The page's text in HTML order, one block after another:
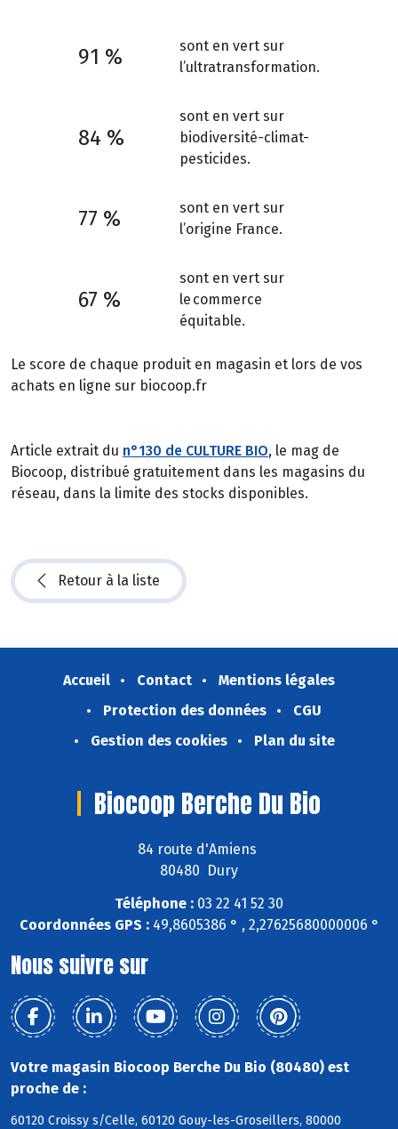
91 %
sont en vert sur
l’ultratransformation.
84 %
sont en vert sur
biodiversité-climat-
pesticides.
77 %
sont en vert sur
l’origine France.
67 %
sont en vert sur
le commerce
équitable.
Le score de chaque produit en magasin et lors de vos
achats en ligne sur biocoop.fr
Article extrait du n°130 de CULTURE BIO, le mag de
Biocoop, distribué gratuitement dans les magasins du
réseau, dans la limite des stocks disponibles.
Retour à la liste
Accueil Contact
Mentions légales
Protection des données
CGU
Gestion des cookies
Plan du site
Biocoop Berche Du Bio
84 route d'Amiens
80480 Dury
Téléphone : 03 22 41 52 30
Coordonnées GPS :49,8605386 ° , 2,27625680000006 °
Nous suivre sur
Votre magasin Biocoop Berche Du Bio (80480) est
proche de :
60120 Croissy s/Celle, 60120 Gouy-les-Groseillers, 80000